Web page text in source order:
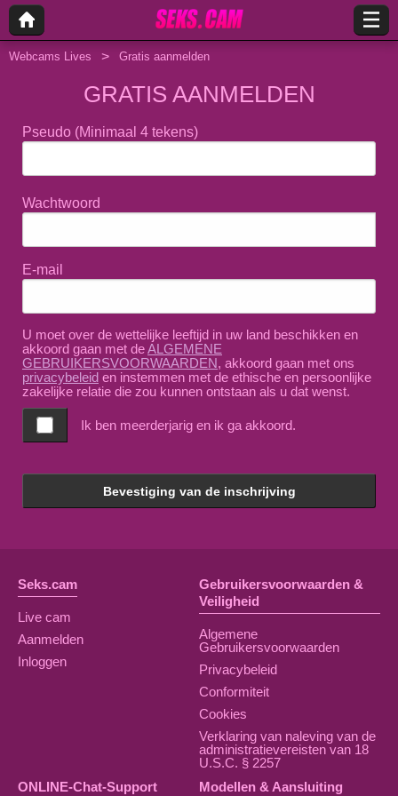
Webcams Lives Gratis aanmelden
GRATIS AANMELDEN
Pseudo (Minimaal 4 tekens)
Wachtwoord
E-mail
U moet over de wettelijke leeftijd in uw land beschikken en
akkoord gaan met deALGEMENE
GEBRUIKERSVOORWAARDEN, akkoord gaan met ons
privacybeleid en instemmen met de ethische en persoonlijke
zakelijke relatie die zou kunnen ontstaan als u dat wenst.
Ik ben meerderjarig en ik ga akkoord.
Bevestiging van de inschrijving
Seks.cam
Live cam
Aanmelden
Inloggen
Gebruikersvoorwaarden &
Veiligheid
Algemene
Gebruikersvoorwaarden
Privacybeleid
Conformiteit
Cookies
Verklaring van naleving van de
administratievereisten van 18
U.S.C. § 2257
ONLINE-Chat-Support
Modellen & Aansluiting